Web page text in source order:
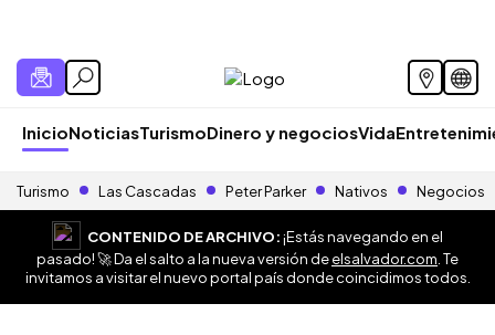
InicioNoticiasTurismoDinero y negociosVida
Turismo Las Cascadas Peter Parker Nativos Negocios
CONTENIDO DE ARCHIVO:¡Estás navegando en el
pasado! 🚀 Da el salto a la nueva versión deelsalvador.com . Te
invitamos a visitar el nuevo portal país donde coincidimos todos.